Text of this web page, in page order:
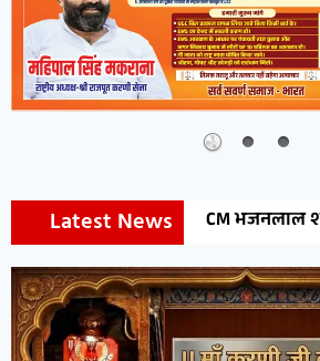
Latest News
CM भजनलाल शर्मा 14 अगस्त को